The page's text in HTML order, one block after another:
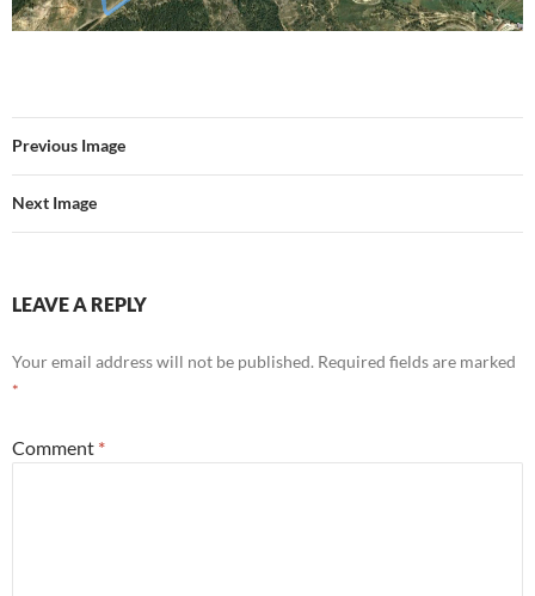
Previous Image
Next Image
LEAVE A REPLY
Your email address will not be published. Required fields are marked
*
Comment *